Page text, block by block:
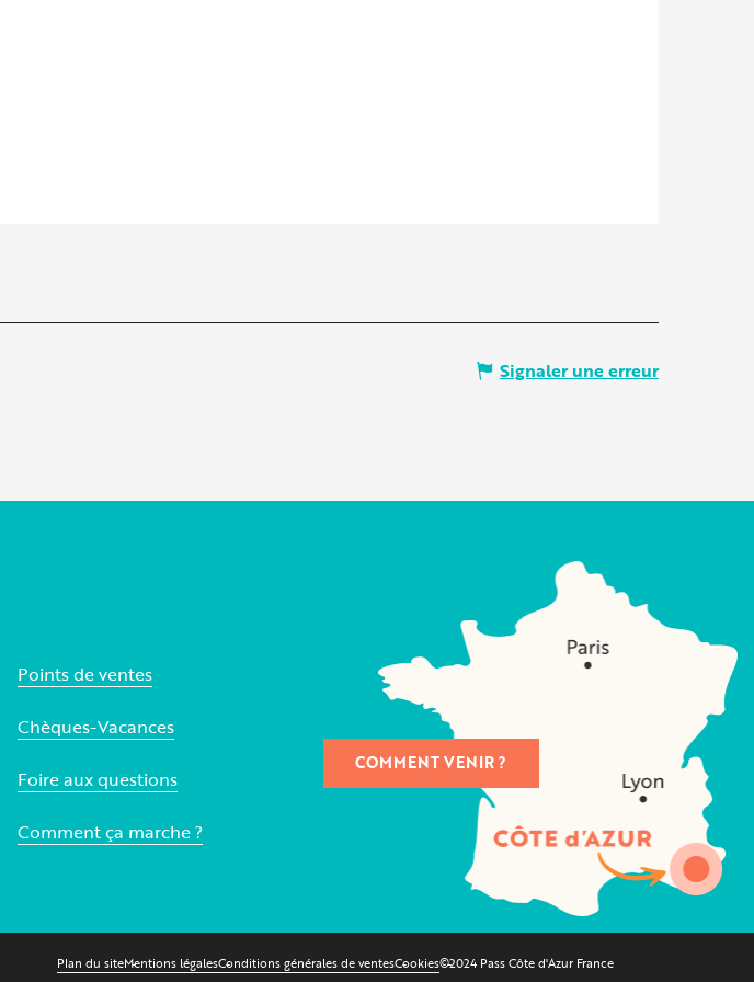
Signaler une erreur
Points de ventes
Chèques-Vacances
Foire aux questions
Comment ça marche ?
COMMENT VENIR ?
Plan du siteMentions légalesConditions générales de ventesCookies©2024 Pass Côte d'Azur France